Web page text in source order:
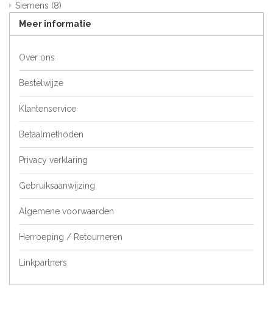
Siemens (8)
Meer informatie
Over ons
Bestelwijze
Klantenservice
Betaalmethoden
Privacy verklaring
Gebruiksaanwijzing
Algemene voorwaarden
Herroeping / Retourneren
Linkpartners